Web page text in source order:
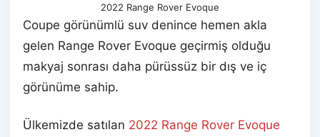
2022 Range Rover Evoque
Coupe görünümlü suv denince hemen akla
gelen Range Rover Evoque geçirmiş olduğu
makyaj sonrası daha pürüssüz bir dış ve iç
görünüme sahip.
Ülkemizde satılan 2022 Range Rover Evoque